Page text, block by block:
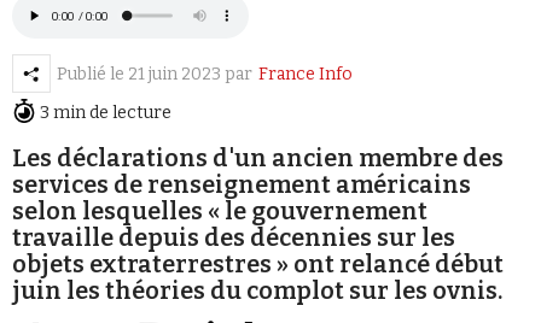
Revues de presse
Demander à Vera
Se connecter
Publié le 21 juin 2023 par France Info
3 min de lecture
Les déclarations d'un ancien membre des
services de renseignement américains
selon lesquelles « le gouvernement
travaille depuis des décennies sur les
objets extraterrestres » ont relancé début
juin les théories du complot sur les ovnis.